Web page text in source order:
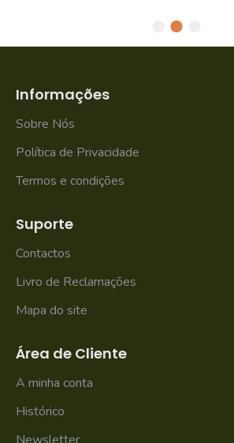
Informações
Sobre Nós
Política de Privacidade
Termos e condições
Suporte
Contactos
Livro de Reclamações
Mapa do site
Área de Cliente
A minha conta
Histórico